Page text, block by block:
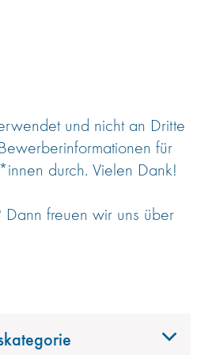
und nicht an Dritte
für
durch. Vielen Dank!
Dann freuen wir uns über